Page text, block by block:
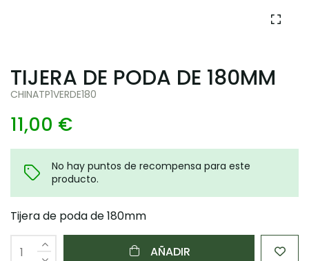
TIJERA DE PODA DE 180MM
CHINATP1VERDE180
11,00 €
No hay puntos de recompensa para este
producto.
Tijera de poda de 180mm
AÑADIR